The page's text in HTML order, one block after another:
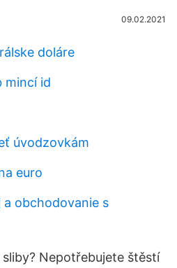
09.02.2021
doláre
mincí id
úvodzovkám
euro
obchodovanie s
Nepotřebujete štěstí